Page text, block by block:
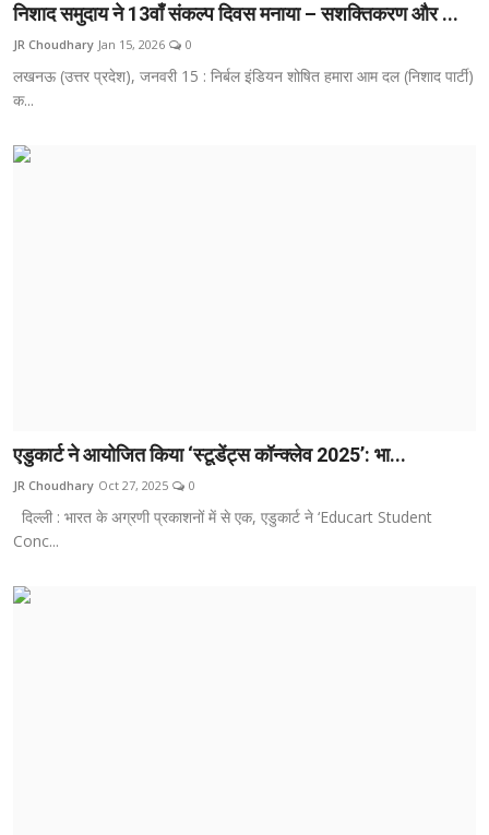
निशाद समुदाय ने 13वाँ संकल्प दिवस मनाया – सशक्तिकरण और ...
JR Choudhary Jan 15, 2026 0
लखनऊ (उत्तर प्रदेश), जनवरी 15 : निर्बल इंडियन शोषित हमारा आम दल (निशाद पार्टी)
क...
एडुकार्ट ने आयोजित किया ‘स्टूडेंट्स कॉन्क्लेव 2025’: भा...
JR Choudhary Oct 27, 2025 0
दिल्ली : भारत के अग्रणी प्रकाशनों में से एक, एडुकार्ट ने ‘Educart Student
Conc...